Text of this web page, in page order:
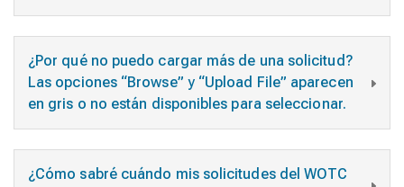
¿Por qué no puedo cargar más de una solicitud?
Las opciones “Browse” y “Upload File” aparecen
en gris o no están disponibles para seleccionar.
¿Cómo sabré cuándo mis solicitudes del WOTC